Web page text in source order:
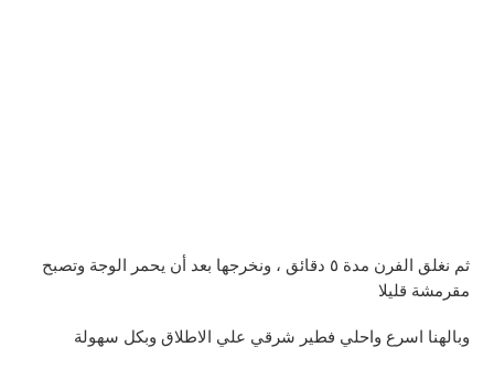
ثم نغلق الفرن مدة ٥ دقائق ، ونخرجها بعد أن يحمر الوجة وتصبح
مقرمشة قليلا
وبالهنا اسرع واحلي فطير شرقي علي الاطلاق وبكل سهولة